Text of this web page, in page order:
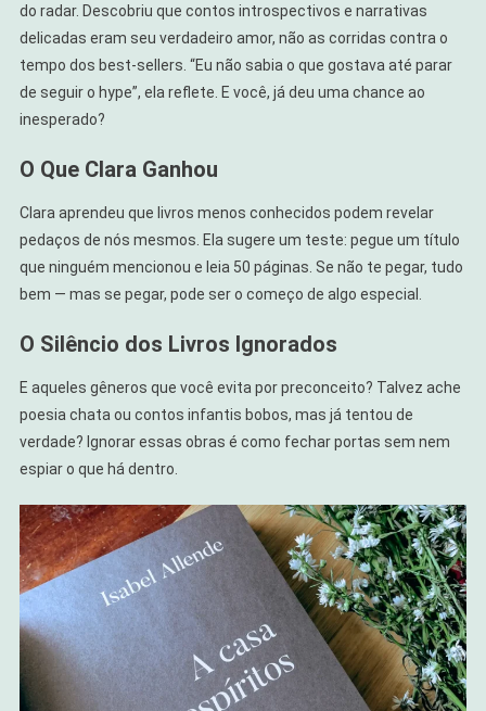
do radar. Descobriu que contos introspectivos e narrativas
delicadas eram seu verdadeiro amor, não as corridas contra o
tempo dos best-sellers. “Eu não sabia o que gostava até parar
de seguir o hype”, ela reflete. E você, já deu uma chance ao
inesperado?
O Que Clara Ganhou
Clara aprendeu que livros menos conhecidos podem revelar
pedaços de nós mesmos. Ela sugere um teste: pegue um título
que ninguém mencionou e leia 50 páginas. Se não te pegar, tudo
bem — mas se pegar, pode ser o começo de algo especial.
O Silêncio dos Livros Ignorados
E aqueles gêneros que você evita por preconceito? Talvez ache
poesia chata ou contos infantis bobos, mas já tentou de
verdade? Ignorar essas obras é como fechar portas sem nem
espiar o que há dentro.